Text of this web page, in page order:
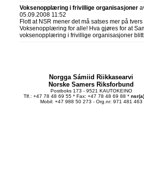
Voksenopplæring i frivillige organisasjoner
05.09.2008 11:52
Flott at NSR mener det må satses mer på
Voksenopplæring for alle! Hva gjøres for at
voksenopplæring i frivillige organisasjoner
Norgga Sámiid Riikkasearvi
Norske Samers Riksforbund
Postboks 173 - 9521 KAUTOKEINO
Tlf.: +47 78 48 69 55 * Fax: +47 78 48 69 88 *
Mobil: +47 988 50 273 - Org.nr: 971 481 463